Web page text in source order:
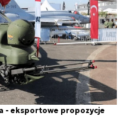
- eksportowe propozycje